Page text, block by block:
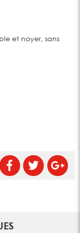
et noyer, sans